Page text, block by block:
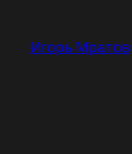
содержимому
Игорь Мратов